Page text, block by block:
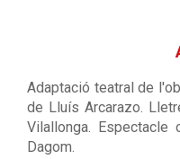
Adaptació teatral de
de Lluís Arcarazo.
Vilallonga. Espectacle
Dagom.